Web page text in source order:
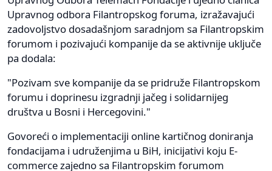
Upravnog odbora Filantropskog foruma, izražavajući
zadovoljstvo dosadašnjom saradnjom sa Filantropskim
forumom i pozivajući kompanije da se aktivnije uključe
pa dodala:
"Pozivam sve kompanije da se pridruže Filantropskom
forumu i doprinesu izgradnji jačeg i solidarnijeg
društva u Bosni i Hercegovini."
Govoreći o implementaciji online kartičnog doniranja
fondacijama i udruženjima u BiH, inicijativi koju E-
commerce zajedno sa Filantropskim forumom